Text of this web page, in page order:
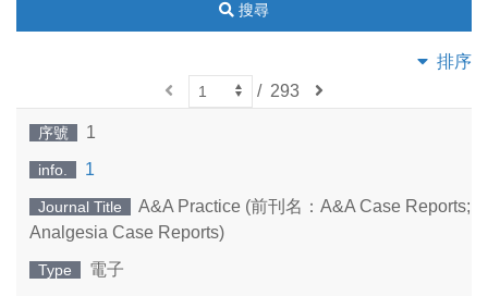
搜尋
排序
/ 293
下
序號 1
info. 1
Journal Title
A&A Practice (前刊名：A&A Case Reports;
Analgesia Case Reports)
Type 電子